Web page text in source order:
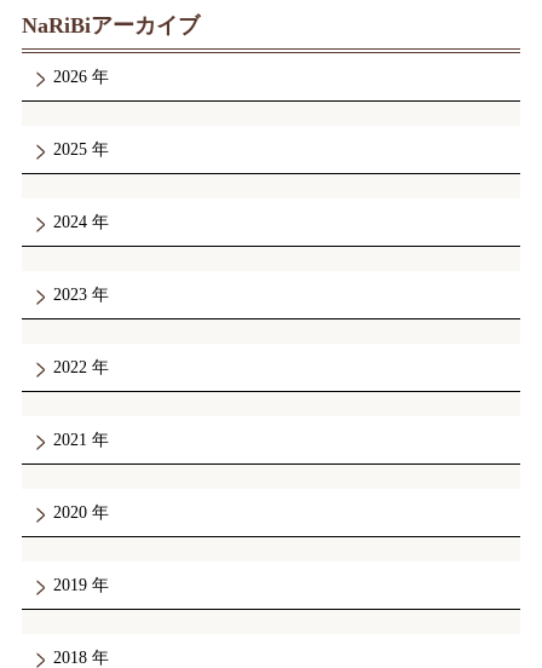
NaRiBiアーカイブ
2026
2025
2024
2023
2022
2021
2020
2019
2018